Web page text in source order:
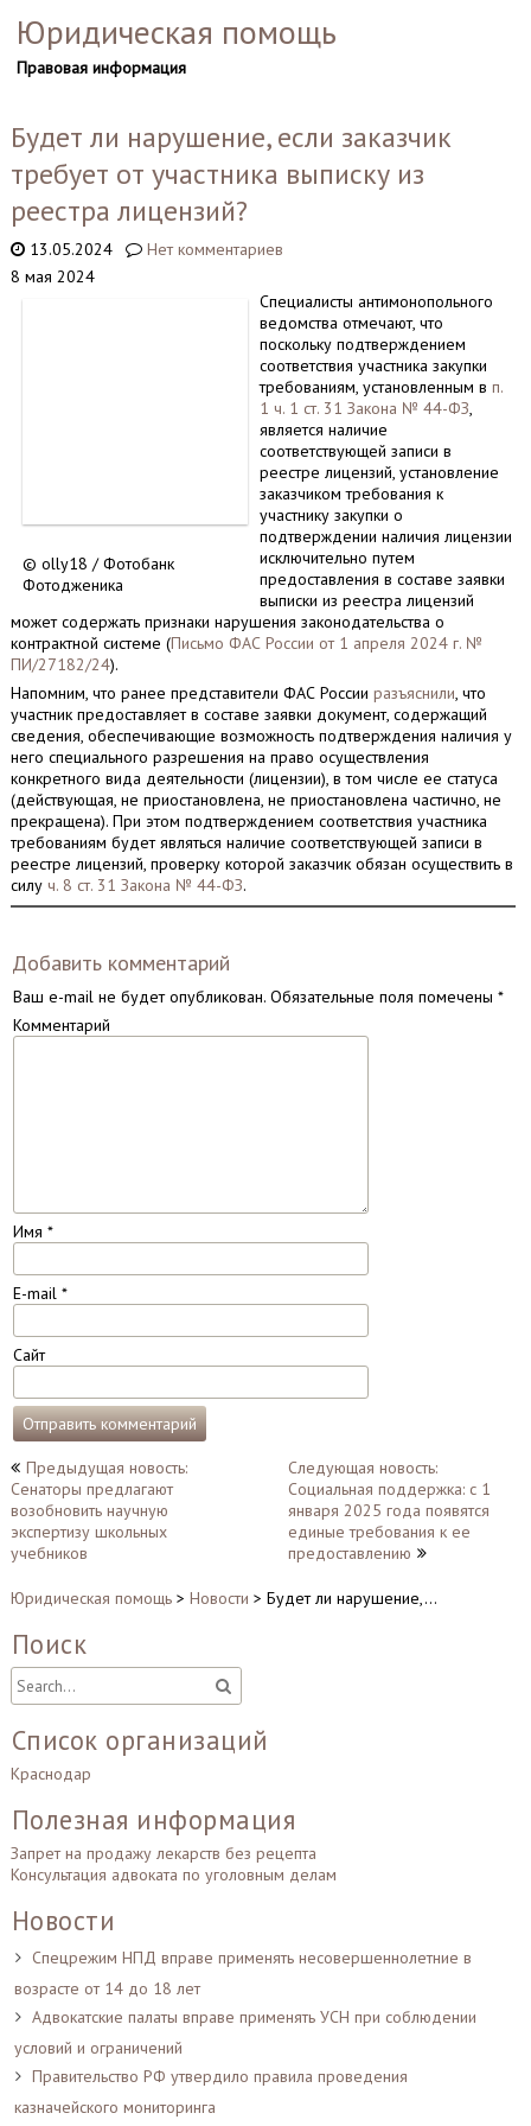
Юридическая помощь
Правовая информация
Будет ли нарушение, если заказчик
требует от участника выписку из
реестра лицензий?
13.05.2024
Нет комментариев
8 мая 2024
© olly18 / Фотобанк
Фотодженика
Специалисты антимонопольного
ведомства отмечают, что
поскольку подтверждением
соответствия участника закупки
требованиям, установленным в п.
1 ч. 1 ст. 31 Закона № 44-ФЗ,
является наличие
соответствующей записи в
реестре лицензий, установление
заказчиком требования к
участнику закупки о
подтверждении наличия лицензии
исключительно путем
предоставления в составе заявки
выписки из реестра лицензий
может содержать признаки нарушения законодательства о
контрактной системе (Письмо ФАС России от 1 апреля 2024 г. №
ПИ/27182/24).
Напомним, что ранее представители ФАС России разъяснили, что
участник предоставляет в составе заявки документ, содержащий
сведения, обеспечивающие возможность подтверждения наличия у
него специального разрешения на право осуществления
конкретного вида деятельности (лицензии), в том числе ее статуса
(действующая, не приостановлена, не приостановлена частично, не
прекращена). При этом подтверждением соответствия участника
требованиям будет являться наличие соответствующей записи в
реестре лицензий, проверку которой заказчик обязан осуществить в
силу ч. 8 ст. 31 Закона № 44-ФЗ.
Добавить комментарий
Ваш e-mail не будет опубликован.Обязательные поля помечены *
Комментарий
Имя *
E-mail *
Сайт
Навигация
по
записям
Предыдущая новость:
Сенаторы предлагают
возобновить научную
экспертизу школьных
учебников
Следующая новость:
Социальная поддержка: с 1
января 2025 года появятся
единые требования к ее
предоставлению
Юридическая помощь> Новости > Будет ли нарушение,…
Поиск
Список организаций
Краснодар
Полезная информация
Запрет на продажу лекарств без рецепта
Консультация адвоката по уголовным делам
Новости
Спецрежим НПД вправе применять несовершеннолетние в
возрасте от 14 до 18 лет
Адвокатские палаты вправе применять УСН при соблюдении
условий и ограничений
Правительство РФ утвердило правила проведения
казначейского мониторинга